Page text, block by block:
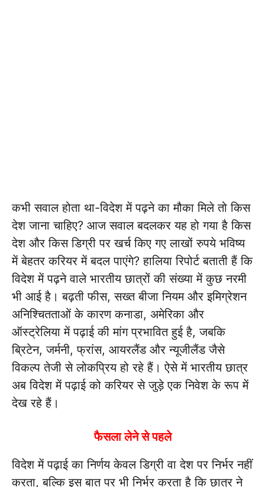
कभी सवाल होता था-विदेश में पढ़ने का मौका मिले तो किस
देश जाना चाहिए? आज सवाल बदलकर यह हो गया है किस
देश और किस डिग्री पर खर्च किए गए लाखों रुपये भविष्य
में बेहतर करियर में बदल पाएंगे? हालिया रिपोर्ट बताती हैं कि
विदेश में पढ़ने वाले भारतीय छात्रों की संख्या में कुछ नरमी
भी आई है। बढ़ती फीस, सख्त बीजा नियम और इमिग्रेशन
अनिश्चितताओं के कारण कनाडा, अमेरिका और
ऑस्ट्रेलिया में पढ़ाई की मांग प्रभावित हुई है, जबकि
ब्रिटेन, जर्मनी, फ्रांस, आयरलैंड और न्यूजीलैंड जैसे
विकल्प तेजी से लोकप्रिय हो रहे हैं। ऐसे में भारतीय छात्र
अब विदेश में पढ़ाई को करियर से जुड़े एक निवेश के रूप में
देख रहे हैं।
फैसला लेने से पहले
विदेश में पढ़ाई का निर्णय केवल डिग्री वा देश पर निर्भर नहीं
करता, बल्कि इस बात पर भी निर्भर करता है कि छात्र ने